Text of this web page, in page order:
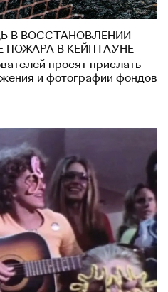
В ВОССТАНОВЛЕНИИ
ПОЖАРА В КЕЙПТАУНЕ
просят прислать
и фотографии фондов